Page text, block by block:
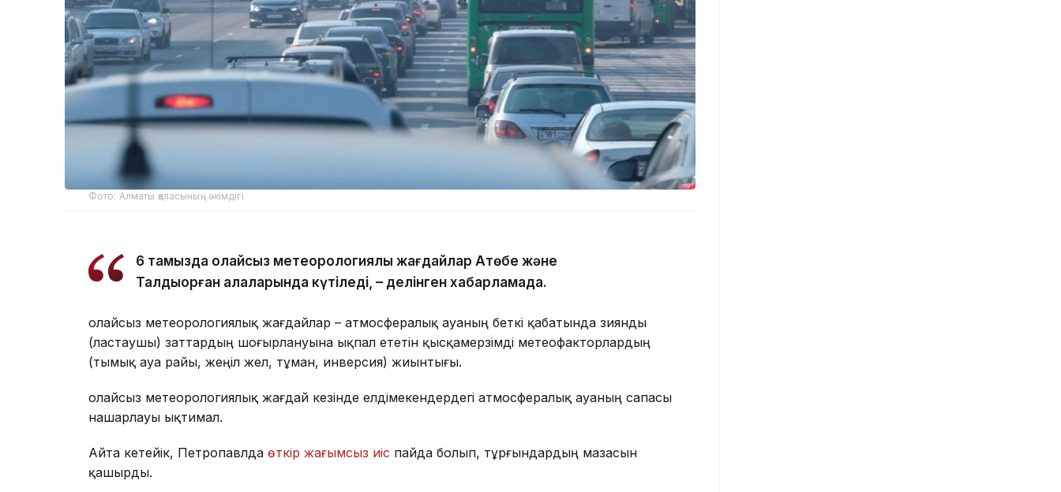
Фото: Алматы қаласының әкімдігі
6 тамызда қолайсыз метеорологиялық жағдайлар Ақтөбе және
Талдықорған қалаларында күтіледі, – делінген хабарламада.
Қолайсыз метеорологиялық жағдайлар – атмосфералық ауаның беткі қабатында зиянды
(ластаушы) заттардың шоғырлануына ықпал ететін қысқамерзімді метеофакторлардың
(тымық ауа райы, жеңіл жел, тұман, инверсия) жиынтығы.
Қолайсыз метеорологиялық жағдай кезінде елдімекендердегі атмосфералық ауаның сапасы
нашарлауы ықтимал.
Айта кетейік, Петропавлда өткір жағымсыз иіс пайда болып, тұрғындардың мазасын
қашырды.